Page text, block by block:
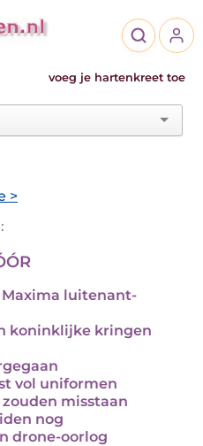
voeg je hartenkreet toe
>
luitenant-
koninklijke kringen
vol uniformen
misstaan
nog
drone-oorlog